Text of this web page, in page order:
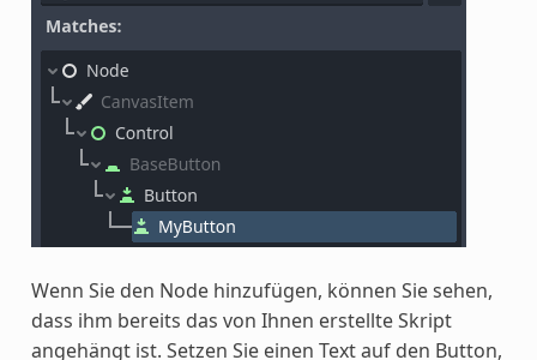
Wenn Sie den Node hinzufügen, können Sie sehen,
dass ihm bereits das von Ihnen erstellte Skript
angehängt ist. Setzen Sie einen Text auf den Button,